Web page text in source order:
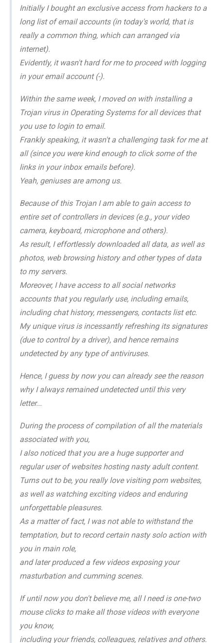
Initially I bought an exclusive access from hackers to a
long list of email accounts (in today's world, that is
really a common thing, which can arranged via
internet).
Evidently, it wasn't hard for me to proceed with logging
in your email account (-).
Within the same week, I moved on with installing a
Trojan virus in Operating Systems for all devices that
you use to login to email.
Frankly speaking, it wasn't a challenging task for me at
all (since you were kind enough to click some of the
links in your inbox emails before).
Yeah, geniuses are among us.
Because of this Trojan I am able to gain access to
entire set of controllers in devices (e.g., your video
camera, keyboard, microphone and others).
As result, I effortlessly downloaded all data, as well as
photos, web browsing history and other types of data
to my servers.
Moreover, I have access to all social networks
accounts that you regularly use, including emails,
including chat history, messengers, contacts list etc.
My unique virus is incessantly refreshing its signatures
(due to control by a driver), and hence remains
undetected by any type of antiviruses.
Hence, I guess by now you can already see the reason
why I always remained undetected until this very
letter...
During the process of compilation of all the materials
associated with you,
I also noticed that you are a huge supporter and
regular user of websites hosting nasty adult content.
Turns out to be, you really love visiting porn websites,
as well as watching exciting videos and enduring
unforgettable pleasures.
As a matter of fact, I was not able to withstand the
temptation, but to record certain nasty solo action with
you in main role,
and later produced a few videos exposing your
masturbation and cumming scenes.
If until now you don't believe me, all I need is one-two
mouse clicks to make all those videos with everyone
you know,
including your friends, colleagues, relatives and others.